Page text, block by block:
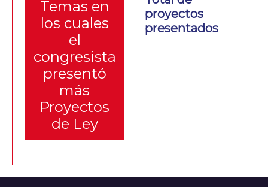
Temas en
los cuales
el
congresista
presentó
más
Proyectos
de Ley
proyectos
presentados